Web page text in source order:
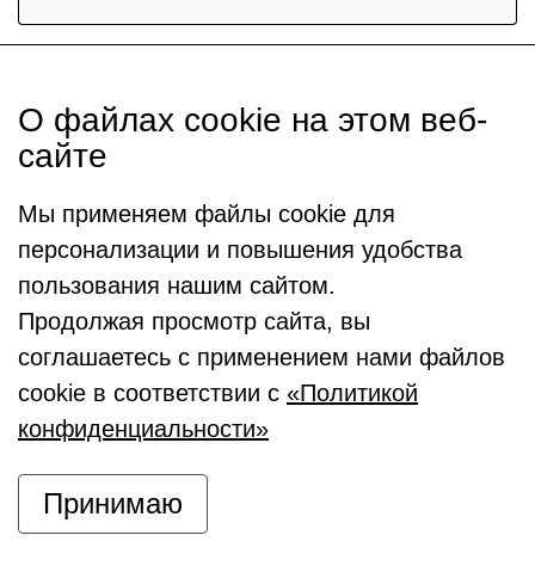
О файлах cookie на этом веб-
сайте
Мы применяем файлы cookie для
персонализации и повышения удобства
пользования нашим сайтом.
Продолжая просмотр сайта, вы
соглашаетесь с применением нами файлов
cookie в соответствии с «Политикой
конфиденциальности»
Принимаю